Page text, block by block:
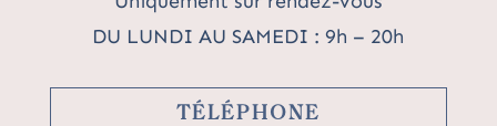
DU LUNDI AU SAMEDI : 9h – 20h
TÉLÉPHONE